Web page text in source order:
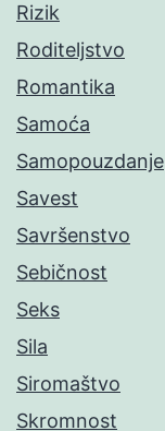
Rizik
Roditeljstvo
Romantika
Samoća
Samopouzdanje
Savest
Savršenstvo
Sebičnost
Seks
Sila
Siromaštvo
Skromnost